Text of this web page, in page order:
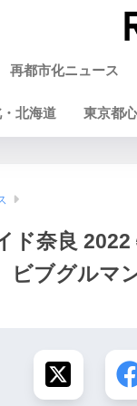
再都市化ニュース
北海道 東京都心
ド奈良
ビブグルマ